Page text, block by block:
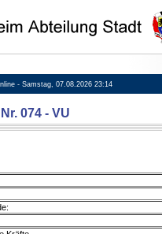
- Samstag, 07.08.2026 23:14
074 - VU